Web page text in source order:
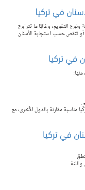
في تركيا
التقويم، وغالبًا ما تتراوح
وقد تزيد أو تنقص حسب استجابة الأسنان
في تركيا
مناسبة مقارنة بالدول الأخرى، مع
في تركيا